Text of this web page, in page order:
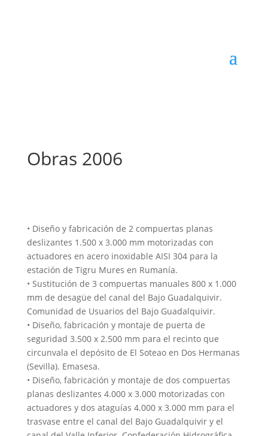
Obras 2006
• Diseño y fabricación de 2 compuertas planas
deslizantes 1.500 x 3.000 mm motorizadas con
actuadores en acero inoxidable AISI 304 para la
estación de Tigru Mures en Rumanía.
• Sustitución de 3 compuertas manuales 800 x 1.000
mm de desagüe del canal del Bajo Guadalquivir.
Comunidad de Usuarios del Bajo Guadalquivir.
• Diseño, fabricación y montaje de puerta de
seguridad 3.500 x 2.500 mm para el recinto que
circunvala el depósito de El Soteao en Dos Hermanas
(Sevilla). Emasesa.
• Diseño, fabricación y montaje de dos compuertas
planas deslizantes 4.000 x 3.000 motorizadas con
actuadores y dos ataguías 4.000 x 3.000 mm para el
trasvase entre el canal del Bajo Guadalquivir y el